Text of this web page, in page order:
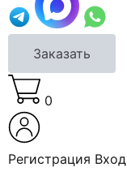
Заказать
0
Регистрация Вход